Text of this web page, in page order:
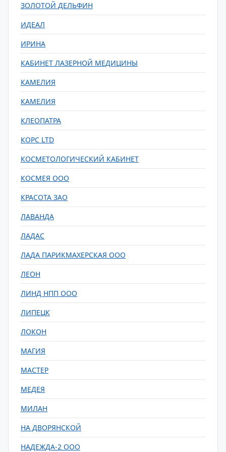
ЗОЛОТОЙ ДЕЛЬФИН
ИДЕАЛ
ИРИНА
КАБИНЕТ ЛАЗЕРНОЙ МЕДИЦИНЫ
КАМЕЛИЯ
КАМЕЛИЯ
КЛЕОПАТРА
КОРС LTD
КОСМЕТОЛОГИЧЕСКИЙ КАБИНЕТ
КОСМЕЯ ООО
КРАСОТА ЗАО
ЛАВАНДА
ЛАДАС
ЛАДА ПАРИКМАХЕРСКАЯ ООО
ЛЕОН
ЛИНД НПП ООО
ЛИПЕЦК
ЛОКОН
МАГИЯ
МАСТЕР
МЕДЕЯ
МИЛАН
НА ДВОРЯНСКОЙ
НАДЕЖДА-2 ООО